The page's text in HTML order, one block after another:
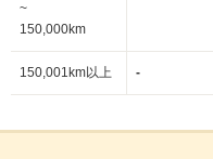
~
150,000km
150,001km以上 -